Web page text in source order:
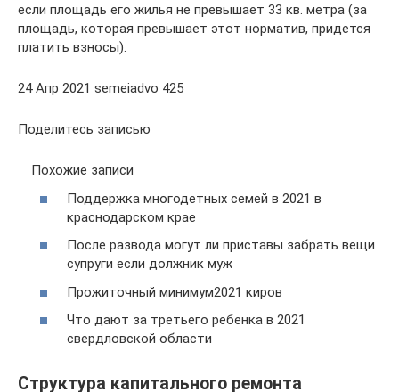
если площадь его жилья не превышает 33 кв. метра (за
площадь, которая превышает этот норматив, придется
платить взносы).
24 Апр 2021 semeiadvo 425
Поделитесь записью
Похожие записи
Поддержка многодетных семей в 2021 в
краснодарском крае
После развода могут ли приставы забрать вещи
супруги если должник муж
Прожиточный минимум2021 киров
Что дают за третьего ребенка в 2021
свердловской области
Структура капитального ремонта